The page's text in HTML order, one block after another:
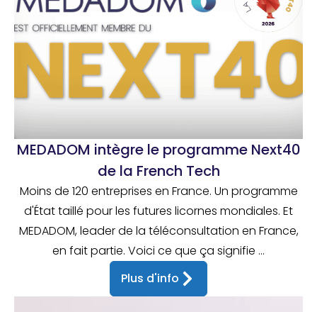
MEDADOM intègre le programme Next40
de la French Tech
Moins de 120 entreprises en France. Un programme
d'État taillé pour les futures licornes mondiales. Et
MEDADOM, leader de la téléconsultation en France,
en fait partie. Voici ce que ça signifie ...
Plus d'info